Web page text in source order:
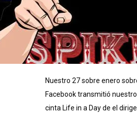
Nuestro 27 sobre enero
Facebook transmitió
cinta Life in a Day de el